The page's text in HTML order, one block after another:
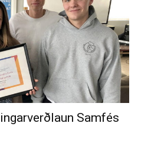
Samfés